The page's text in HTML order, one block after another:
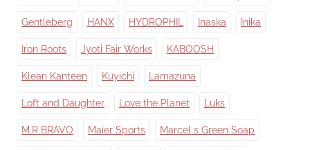
Gentleberg HANX HYDROPHIL Inaska Inika
Iron Roots Jyoti Fair Works KABOOSH
Klean Kanteen Kuyichi Lamazuna
Loft and Daughter Love the Planet Luks
M.R BRAVO Maier Sports Marcel s Green Soap